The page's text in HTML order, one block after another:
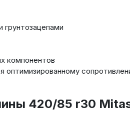
грунтозацепами
компонентов
оптимизированному
420/85 r30